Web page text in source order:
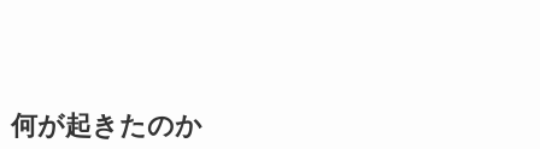
何が起きたのか